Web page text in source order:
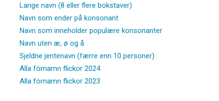
Lange navn (8 eller flere bokstaver)
Navn som ender på konsonant
Navn som inneholder populære konsonanter
Navn uten æ, ø og å
Sjeldne jentenavn (færre enn 10 personer)
Alla förnamn flickor 2024
Alla förnamn flickor 2023